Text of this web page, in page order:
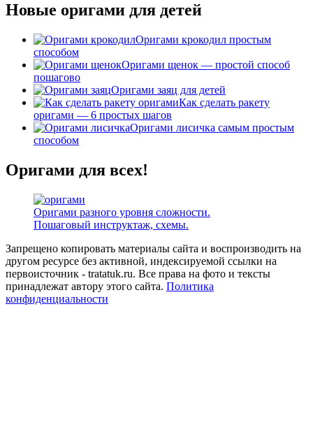
Новые оригами для детей
Оригами крокодил простым
способом
Оригами щенок — простой способ
пошагово
Оригами заяц для детей
Как сделать ракету
оригами — 6 простых шагов
Оригами лисичка самым простым
способом
Оригами для всех!
Оригами разного уровня сложности.
Пошаговый инструктаж, схемы.
Запрещено копировать материалы сайта и воспроизводить на
другом ресурсе без активной, индексируемой ссылки на
первоисточник - tratatuk.ru. Все права на фото и тексты
принадлежат автору этого сайта. Политика
конфиденциальности